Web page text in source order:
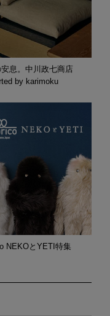
息。中川政七商店
by karimoku
NEKOとYETI特集